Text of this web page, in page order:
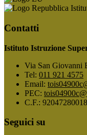
Contatti
Istituto Istruzione
Via San Giovanni
Tel: 011 921 4575
Email:
PEC:
C.F.: 92047280018
Seguici su